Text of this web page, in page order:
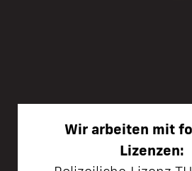
Wir arbeiten mit
Lizenzen: